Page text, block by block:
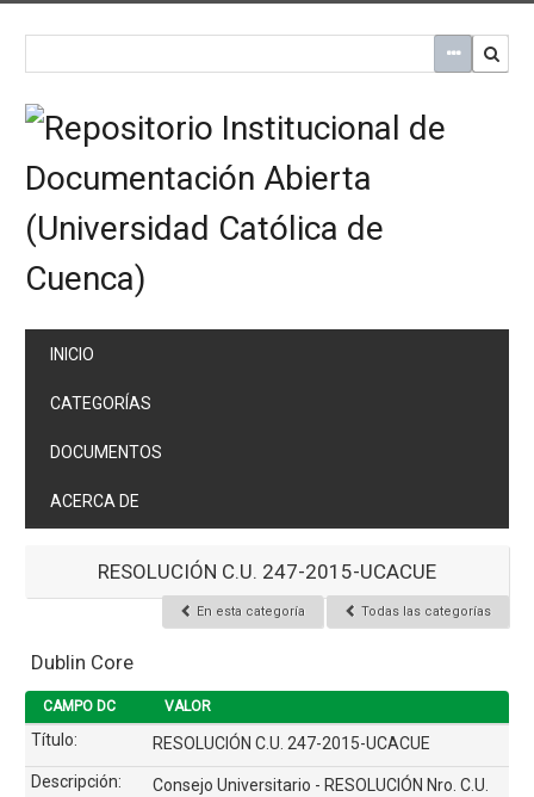
INICIO
CATEGORÍAS
DOCUMENTOS
ACERCA DE
RESOLUCIÓN C.U. 247-2015-UCACUE
En esta categoría Todas las categorías
Dublin Core
CAMPO DC VALOR
Título:
RESOLUCIÓN C.U. 247-2015-UCACUE
Descripción:
Consejo Universitario - RESOLUCIÓN Nro. C.U.